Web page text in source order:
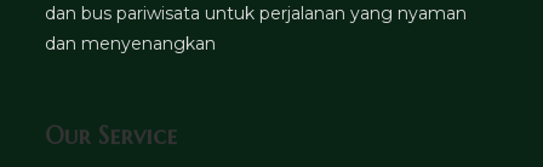
dan bus pariwisata untuk perjalanan yang nyaman
dan menyenangkan
Our Service